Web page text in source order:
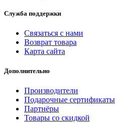
Служба поддержки
Связаться с нами
Возврат товара
Карта сайта
Дополнительно
Производители
Подарочные сертификаты
Партнёры
Товары со скидкой